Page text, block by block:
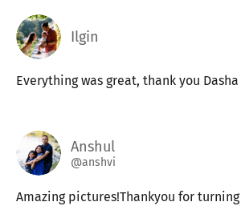
Ilgin
Everything was great, thank you Dasha
Anshul
@anshvi
Amazing pictures!Thankyou for